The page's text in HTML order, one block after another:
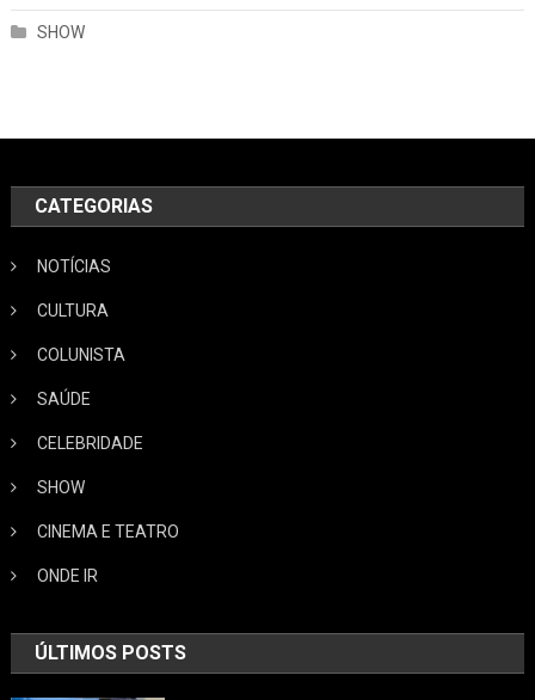
SHOW
CATEGORIAS
NOTÍCIAS
CULTURA
COLUNISTA
SAÚDE
CELEBRIDADE
SHOW
CINEMA E TEATRO
ONDE IR
ÚLTIMOS POSTS